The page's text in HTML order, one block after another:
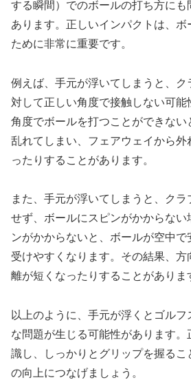
する瞬間）でのボールの打ち方に
あります。正しいインパクトは、
ために非常に重要です。
例えば、手元が浮いてしまうと、ク
対して正しい角度で接触しない可
角度でボールを打つことができな
乱れてしまい、フェアウェイから外
ったりすることがあります。
また、手元が浮いてしまうと、ク
せず、ボールにスピンがかからな
ンがかからないと、ボールが空中
受けやすくなります。その結果、
離が短くなったりすることがありま
以上のように、手元が浮くとゴルフ
な問題が生じる可能性があります
識し、しっかりとグリップを握るこ
の向上につなげましょう。